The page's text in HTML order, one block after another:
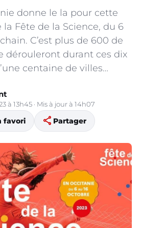
donne le la pour cette
Fête de la Science, du 6
C’est plus de 600 de
dérouleront durant ces dix
centaine de villes…
à 13h45 · Mis à jour à 14h07
favori share Partager